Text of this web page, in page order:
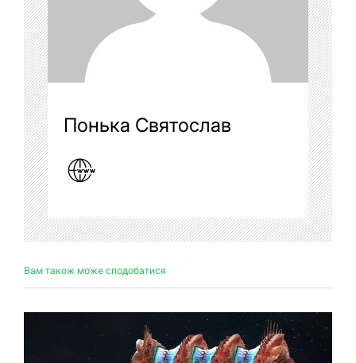
Понька Святослав
Вам також може сподобатися